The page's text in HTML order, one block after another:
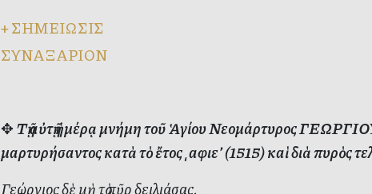
+ΣΗΜΕΙΩΣΙΣ
ΣΥΝΑΞΑΡΙΟΝ
✥Τῇ αὐτῇ ἡμέρᾳ μνήμη τοῦ Ἁγίου Νεομάρτυρος ΓΕΩΡΓΙΟΥ
μαρτυρήσαντος κατὰ τὸ ἔτος ͵αφιε’ (1515) καὶ διὰ πυρὸς
Γεώργιος δὲ μὴ τὸ πῦρ δειλιάσας,